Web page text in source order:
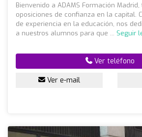
Bienvenido a ADAMS Formación
oposiciones de confianza en la capital.
de experiencia en la educación, nos
a nuestros alumnos para que ... Seguir
Ver teléfono
Ver e-mail